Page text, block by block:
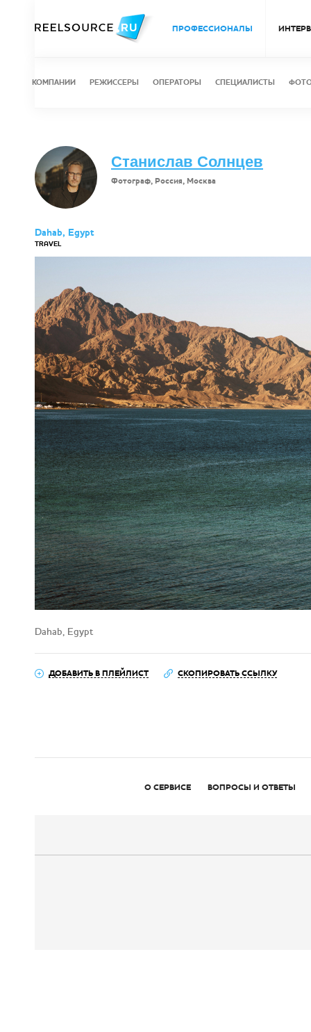
ПРОФЕССИОНАЛЫ
КОМПАНИИ РЕЖИССЕРЫ ОПЕРАТОРЫ СПЕЦИАЛИСТЫ
Станислав Солнцев
Фотограф, Россия, Москва
Dahab, Egypt
TRAVEL
Dahab, Egypt
ДОБАВИТЬ В ПЛЕЙЛИСТ СКОПИРОВАТЬ ССЫЛКУ
О СЕРВИСЕ ВОПРОСЫ И ОТВЕТЫ